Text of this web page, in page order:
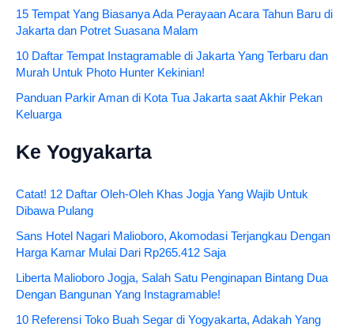
15 Tempat Yang Biasanya Ada Perayaan Acara Tahun Baru di
Jakarta dan Potret Suasana Malam
10 Daftar Tempat Instagramable di Jakarta Yang Terbaru dan
Murah Untuk Photo Hunter Kekinian!
Panduan Parkir Aman di Kota Tua Jakarta saat Akhir Pekan
Keluarga
Ke Yogyakarta
Catat! 12 Daftar Oleh-Oleh Khas Jogja Yang Wajib Untuk
Dibawa Pulang
Sans Hotel Nagari Malioboro, Akomodasi Terjangkau Dengan
Harga Kamar Mulai Dari Rp265.412 Saja
Liberta Malioboro Jogja, Salah Satu Penginapan Bintang Dua
Dengan Bangunan Yang Instagramable!
10 Referensi Toko Buah Segar di Yogyakarta, Adakah Yang